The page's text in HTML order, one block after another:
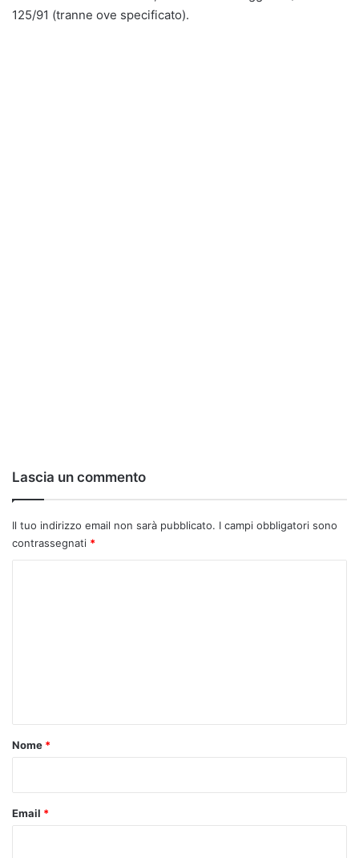
125/91 (tranne ove specificato).
Lascia un commento
Il tuo indirizzo email non sarà pubblicato. I campi obbligatori sono
contrassegnati *
o
Nome *
Email *